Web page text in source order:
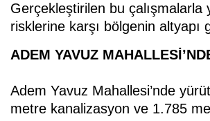
Gerçekleştirilen bu çalışmalarla
risklerine karşı bölgenin altyapı
ADEM YAVUZ
Adem Yavuz Mahallesi’nde
metre kanalizasyon ve 1.785